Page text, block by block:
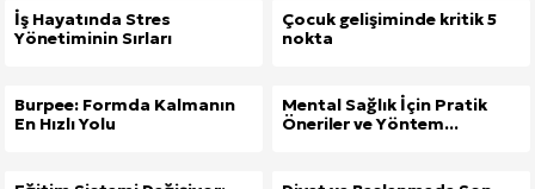
İş Hayatında Stres
Yönetiminin Sırları
Çocuk gelişiminde kritik 5
nokta
Burpee: Formda Kalmanın
En Hızlı Yolu
Mental Sağlık İçin Pratik
Öneriler ve Yöntem...